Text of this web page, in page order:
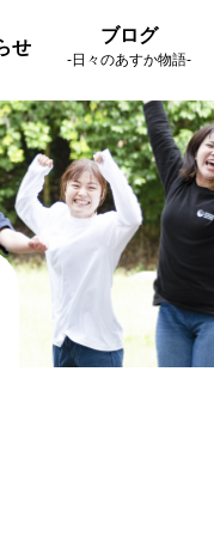
せ
ブログ
-日々のあすか物語-